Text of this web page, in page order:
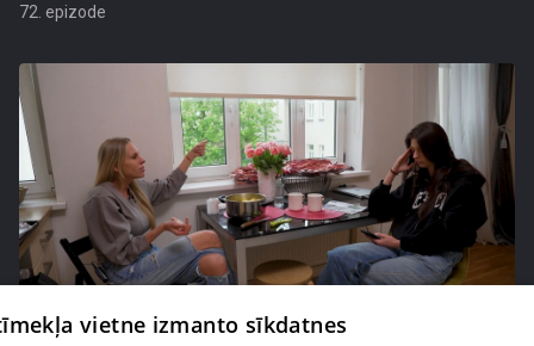
72. epizode
pirms 2 nedēļām, 6 dienām
vietne izmanto sīkdatnes